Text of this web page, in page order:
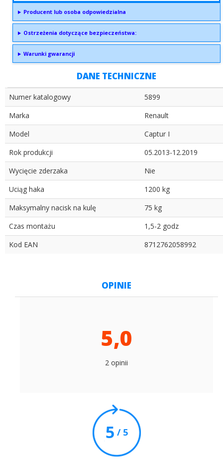
Producent lub osoba odpowiedzialna
Ostrzeżenia dotyczące bezpieczeństwa:
Warunki gwarancji
DANE TECHNICZNE
Numer katalogowy
5899
Marka
Renault
Model
Captur I
Rok produkcji
05.2013-12.2019
Wycięcie zderzaka
Nie
Uciąg haka
1200 kg
Maksymalny nacisk na kulę
75 kg
Czas montażu
1,5-2 godz
Kod EAN
8712762058992
OPINIE
5,0
2 opinii
5 / 5